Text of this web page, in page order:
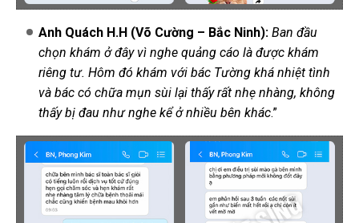
Anh Quách H.H (Võ Cường – Bắc Ninh): Ban đầu
chọn khám ở đây vì nghe quảng cáo là được khám
riêng tư. Hôm đó khám với bác Tường khá nhiệt tình
và bác có chữa mụn sùi lại thấy rất nhẹ nhàng, không
thấy bị đau như nghe kể ở nhiều bên khác.”